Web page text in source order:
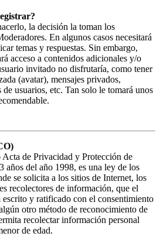
la decisión la toman los
En algunos casos necesitará
temas y respuestas. Sin embargo,
acceso a contenidos adicionales y/o
invitado no disfrutaría, como tener
(avatar), mensajes privados,
usuarios, etc. Tan solo le tomará unos
de Privacidad y Protección de
años del año 1998, es una ley de los
se solicita a los sitios de Internet, los
recolectores de información, que el
escrito y ratificado con el consentimiento
otro método de reconocimiento de
recolectar información personal
de edad.